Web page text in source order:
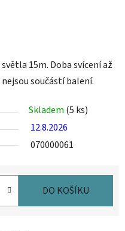
15m. Doba svícení až
součástí balení.
Skladem (5 ks)
12.8.2026
070000061
DO KOŠÍKU